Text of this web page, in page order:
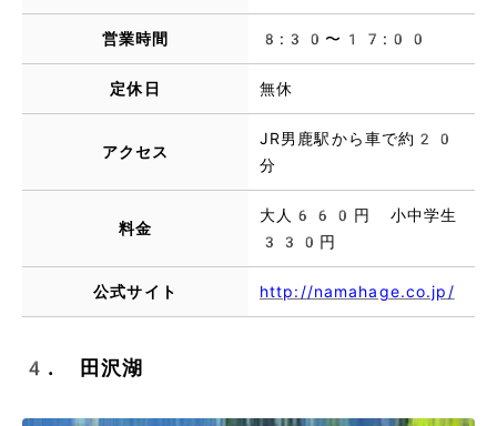
営業時間 8:30〜17:00
定休日 無休
アクセス
JR男鹿駅から車で約20
分
料金
大人660円 小中学生
330円
公式サイト http://namahage.co.jp/
4. 田沢湖